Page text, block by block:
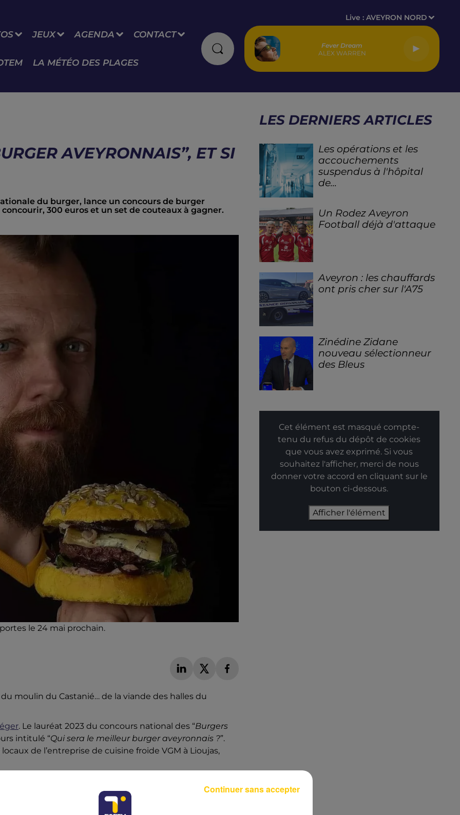
JEUX AGENDA CONTACT
LA MÉTÉO DES PLAGES
Live :AVEYRON NORD
Fever Dream
ALEX WARREN
AVEYRONNAIS”, ET SI
du burger, lance un concours de burger
300 euros et un set de couteaux à gagner.
le 24 mai prochain.
moulin du Castanié… de la viande des halles du
. Le lauréat 2023 du concours national des “Burgers
intitulé “Qui sera le meilleur burger aveyronnais ?”.
de l’entreprise de cuisine froide VGM à Lioujas,
terroir aveyronnais, et il y en a !”
LES DERNIERS ARTICLES
Les opérations et les
accouchements
suspendus à l'hôpital
de...
Un Rodez Aveyron
Football déjà d'attaque
Aveyron : les chauffards
ont pris cher sur l'A75
Zinédine Zidane
nouveau sélectionneur
des Bleus
Cet élément est masqué compte-
tenu du refus du dépôt de cookies
que vous avez exprimé. Si vous
souhaitez l'afficher, merci de nous
donner votre accord en cliquant sur le
bouton ci-dessous.
Afficher l'élément
Continuer sans accepter